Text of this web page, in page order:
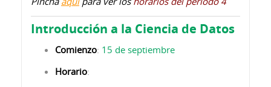
Introducción a la Ciencia de Datos
Comienzo: 15 de septiembre
Horario: